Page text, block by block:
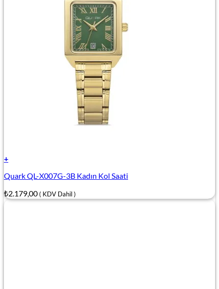
+
Quark QL-X007G-3B Kadın Kol Saati
₺2.179,00( KDV Dahil )